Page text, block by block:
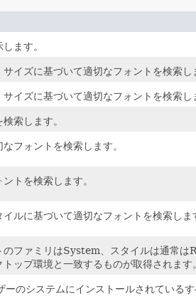
ます。
イズに基づいて適切なフォントを検索し
イズに基づいて適切なフォントを検索し
索します。
フォントを検索します。
トを検索します。
ルに基づいて適切なフォントを検索しま
ファミリはSystem、スタイルは通常
ップ環境と一致するものが取得されます。
のシステムにインストールされているす